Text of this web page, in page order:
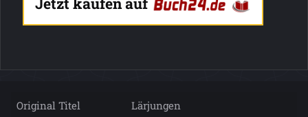
Original Titel
Lärjungen